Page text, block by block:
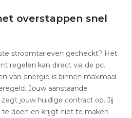
overstappen snel
stroomtarieven gecheckt? Het
regelen kan direct via de pc.
van energie is binnen maximaal
Jouw aanstaande
zegt jouw huidige contract op. Jij
doen en krijgt niet te maken